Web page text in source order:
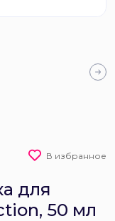
В избранное
для
50 мл